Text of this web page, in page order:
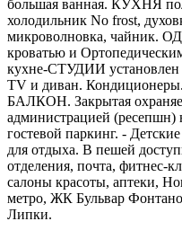
большая ванная. КУХНЯ
холодильник No frost,
микроволновка, чайник.
кроватью и
кухне-СТУДИИ установлен
TV и диван.
БАЛКОН. Закрытая
администрацией
гостевой паркинг. -
для отдыха. В пешей
отделения, почта, фитнес-
салоны красоты, аптеки,
метро, ЖК Бульвар
Липки.